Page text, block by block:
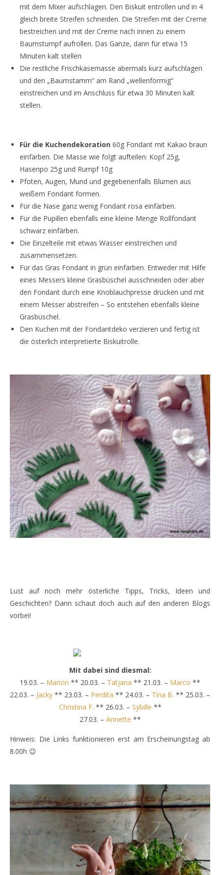
mit dem Mixer aufschlagen. Den Biskuit entrollen und in 4
gleich breite Streifen schneiden. Die Streifen mit der Creme
bestreichen und mit der Creme nach innen zu einem
Baumstumpf aufrollen. Das Ganze, dann für etwa 15
Minuten kalt stellen
Die restliche Frischkäsemasse abermals kurz aufschlagen
und den „Baumstamm“ am Rand „wellenförmig“
einstreichen und im Anschluss für etwa 30 Minuten kalt
stellen.
Für die Kuchendekoration 60g Fondant mit Kakao braun
einfärben. Die Masse wie folgt aufteilen: Kopf 25g,
Hasenpo 25g und Rumpf 10g
Pfoten, Augen, Mund und gegebenenfalls Blumen aus
weißem Fondant formen.
Für die Nase ganz wenig Fondant rosa einfärben.
Für die Pupillen ebenfalls eine kleine Menge Rollfondant
schwarz einfärben.
Die Einzelteile mit etwas Wasser einstreichen und
zusammensetzen.
Für das Gras Fondant in grün einfärben. Entweder mit Hilfe
eines Messers kleine Grasbüschel ausschneiden oder aber
den Fondant durch eine Knoblauchpresse drücken und mit
einem Messer abstreifen – So entstehen ebenfalls kleine
Grasbüschel.
Den Kuchen mit der Fondantdeko verzieren und fertig ist
die österlich interpretierte Biskuitrolle.
Lust auf noch mehr österliche Tipps, Tricks, Ideen und
Geschichten? Dann schaut doch auch auf den anderen Blogs
vorbei!
Mit dabei sind diesmal:
19.03. – Marion ** 20.03. – Tatjana ** 21.03. – Marco **
22.03. – Jacky ** 23.03. – Perdita ** 24.03. – Tina B. ** 25.03. –
Christina F. ** 26.03. – Sybille **
27.03. – Annette **
Hinweis: Die Links funktionieren erst am Erscheinungstag ab
8.00h 😉